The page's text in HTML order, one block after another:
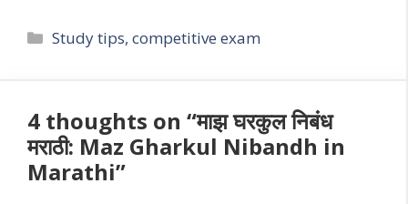
Categories
Study tips, competitive exam
4 thoughts on “माझ घरकुल निबंध
मराठी: Maz Gharkul Nibandh in
Marathi”